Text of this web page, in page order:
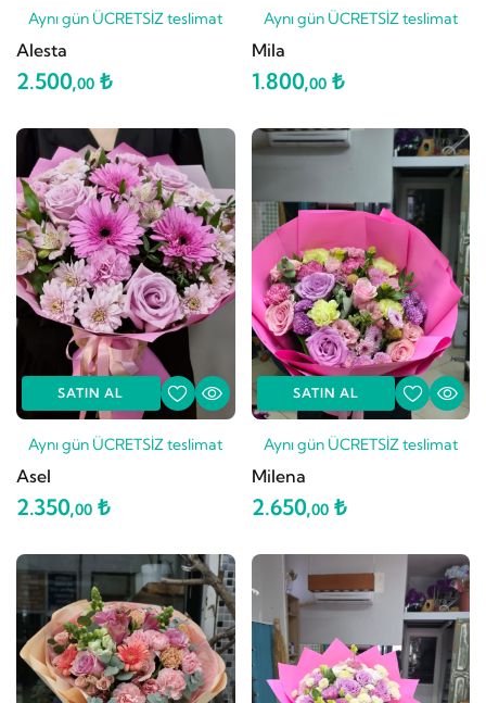
Aynı gün ÜCRETSİZ teslimat
Alesta
2.500,00 ₺
Aynı gün ÜCRETSİZ teslimat
Mila
1.800,00₺
SATIN AL
Aynı gün ÜCRETSİZ teslimat
Asel
2.350,00 ₺
SATIN AL
Aynı gün ÜCRETSİZ teslimat
Milena
2.650,00₺